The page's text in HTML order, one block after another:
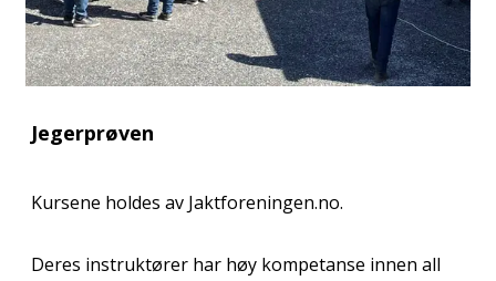
Jegerprøven
Kursene holdes av Jaktforeningen.no.
Deres instruktører har høy kompetanse innen all